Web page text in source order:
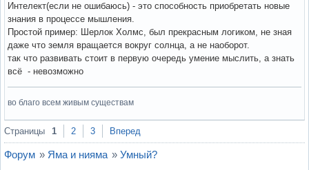
Интелект(если не ошибаюсь) - это способность приобретать новые
знания в процессе мышления.
Простой пример: Шерлок Холмс, был прекрасным логиком, не зная
даже что земля вращается вокруг солнца, а не наоборот.
так что развивать стоит в первую очередь умение мыслить, а знать
всё - невозможно
во благо всем живым существам
Вне форума
Страницы 1 2 3 Вперед
Форум » Яма и нияма » Умный?